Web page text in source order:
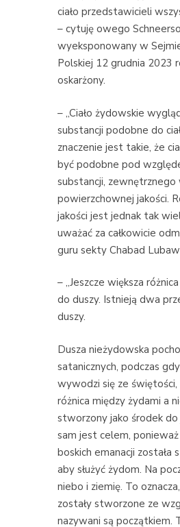
ciało przedstawicieli
– cytuję owego
wyeksponowany w
Polskiej 12 grudnia 2023
oskarżony.
– „Ciało żydowskie
substancji podobne do
znaczenie jest takie, że
być podobne pod
substancji, zewnętrznego
powierzchownej jakości.
jakości jest jednak tak
uważać za całkowicie
guru sekty Chabad
– „Jeszcze większa
do duszy. Istnieją dwa
duszy.
Dusza nieżydowska
satanicznych, podczas
wywodzi się ze
różnica między żydami a
stworzony jako środek do
sam jest celem,
boskich emanacji
aby służyć żydom. Na
niebo i ziemię. To
zostały stworzone ze
nazywani są początkiem.